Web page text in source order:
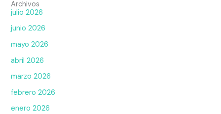
Archivos
julio 2026
junio 2026
mayo 2026
abril 2026
marzo 2026
febrero 2026
enero 2026